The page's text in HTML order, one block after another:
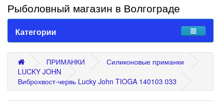
Рыболовный магазин в Волгограде
Категории
ПРИМАНКИ
Силиконовые приманки
LUCKY JOHN
Виброхвост-червь Lucky John TIOGA 140103 033